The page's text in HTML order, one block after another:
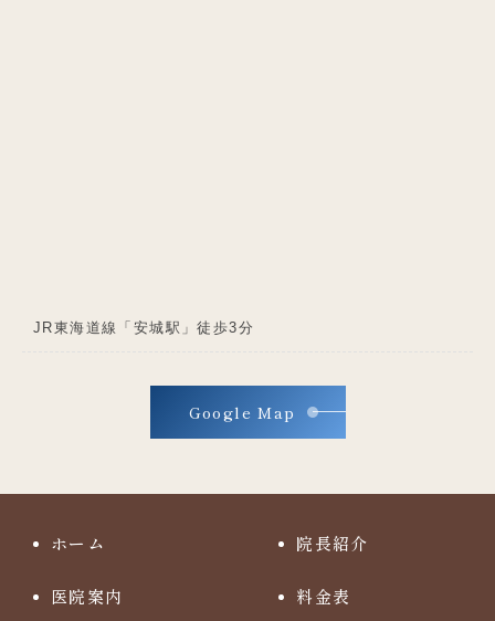
JR東海道線「安城駅」徒歩3分
Google Map
ホーム 院長紹介
医院案内 料金表